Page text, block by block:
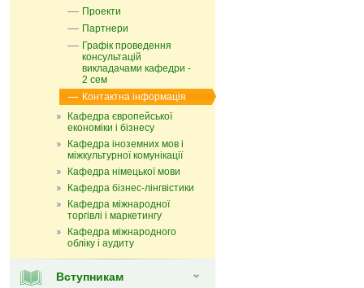
Проекти
Партнери
Графік проведення
консультацій
викладачами кафедри -
2 сем
Контактна інформація
Кафедра європейської
економіки і бізнесу
Кафедра іноземних мов і
міжкультурної комунікації
Кафедра німецької мови
Кафедра бізнес-лінгвістики
Кафедра міжнародної
торгівлі і маркетингу
Кафедра мiжнародного
обліку і аудиту
Вступникам